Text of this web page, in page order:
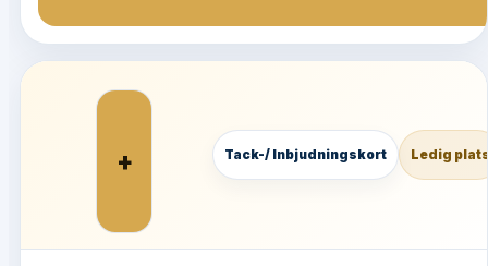
+ Tack-/ Inbjudningskort Ledig